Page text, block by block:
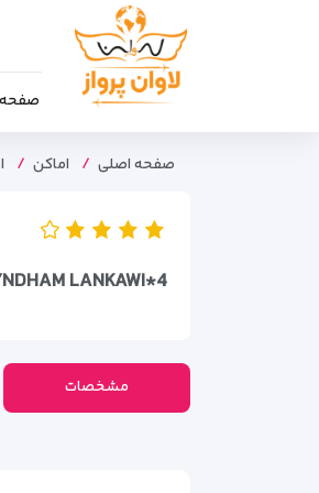
صفحه اصلی اماکن
LANKAWI*4
مشخصات